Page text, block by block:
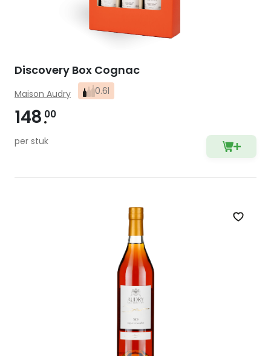
Discovery Box Cognac
Maison Audry 0.6l
148 00
per stuk
Zet